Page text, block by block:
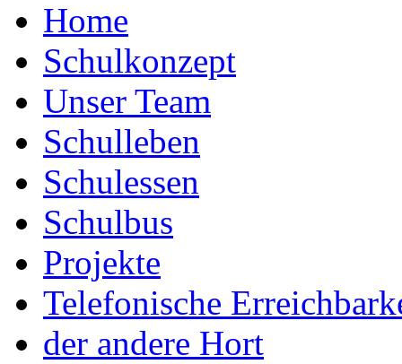
Home
Schulkonzept
Unser Team
Schulleben
Schulessen
Schulbus
Projekte
Telefonische
der andere Hort